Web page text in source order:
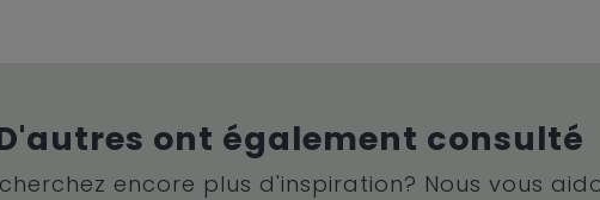
ont également consulté
encore plus d'inspiration? Nous vous